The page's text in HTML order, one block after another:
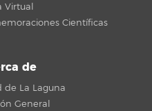
Virtual
Científicas
de
de La Laguna
General